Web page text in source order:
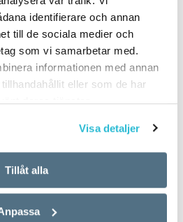
identifierare och annan
till de sociala medier och
som vi samarbetar med.
informationen med annan
eller som de har
deras tjänster.
Visa detaljer
Tillåt alla